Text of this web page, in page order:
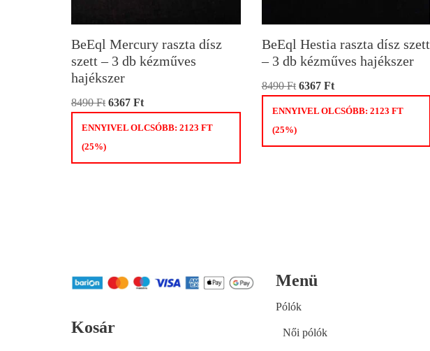
BeEql Mercury raszta dísz
szett – 3 db kézműves
hajékszer
8490Ft 6367 Ft
ENNYIVEL OLCSÓBB: 2123 FT
(25%)
BeEql Hestia raszta dísz szett
– 3 db kézműves hajékszer
8490Ft 6367 Ft
ENNYIVEL OLCSÓBB: 2123 FT
(25%)
Kosár
Menü
Pólók
Női pólók